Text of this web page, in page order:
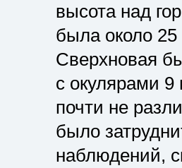
высота над
была около 25
Сверхновая
с окулярами
почти не
было
наблюдений,